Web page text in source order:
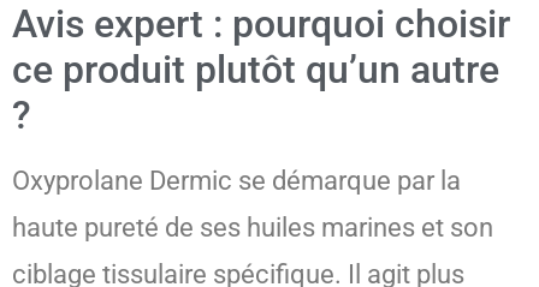
Avis expert : pourquoi choisir
ce produit plutôt qu’un autre
?
Oxyprolane Dermic se démarque par la
haute pureté de ses huiles marines et son
ciblage tissulaire spécifique. Il agit plus